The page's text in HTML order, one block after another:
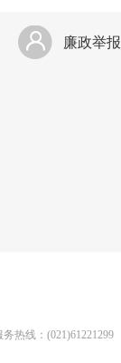
廉政举报
热线：(021)61221299